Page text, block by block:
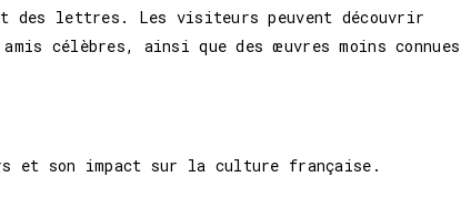
des lettres. Les visiteurs peuvent découvrir
célèbres, ainsi que des œuvres moins connues
et son impact sur la culture française.